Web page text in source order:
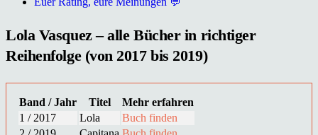
Lola Vasquez – alle Bücher in richtiger
Reihenfolge (von 2017 bis 2019)
Band / Jahr Titel
Mehr erfahren
1 / 2017
Lola
Buch finden